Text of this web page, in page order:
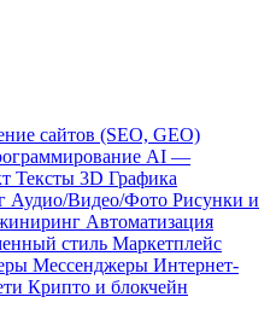
сайтов (SEO, GEO)
AI —
Тексты 3D Графика
Аудио/Видео/Фото Рисунки и
Автоматизация
стиль Маркетплейс
Мессенджеры Интернет-
Крипто и блокчейн